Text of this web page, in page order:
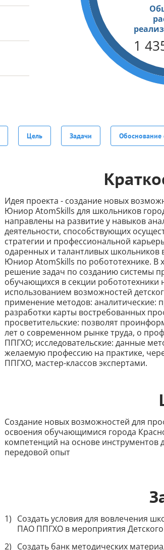
1
Цель Задачи Обоснование
Идея проекта - создание новых
Юниор AtomSkills для школьников
направлены на развитие у навыков
деятельности, способствующих
стратегии и профессиональной
одаренных и талантливых школьников
Юниор AtomSkills по робототехнике. В
решение задач по созданию системы
обучающихся в секции
использованием возможностей
применение методов: аналитические:
разработки карты востребованных
просветительские: позволят
лет о современном рынке труда, о
ППГХО; исследовательские: данные
желаемую профессию на практике,
ППГХО, мастер-классов экспертами.
Создание новых возможностей для
освоения обучающимися города
компетенций на основе
передовой опыт
Создать условия для вовлечения
ПАО ППГХО в мероприятия
Создать банк методических